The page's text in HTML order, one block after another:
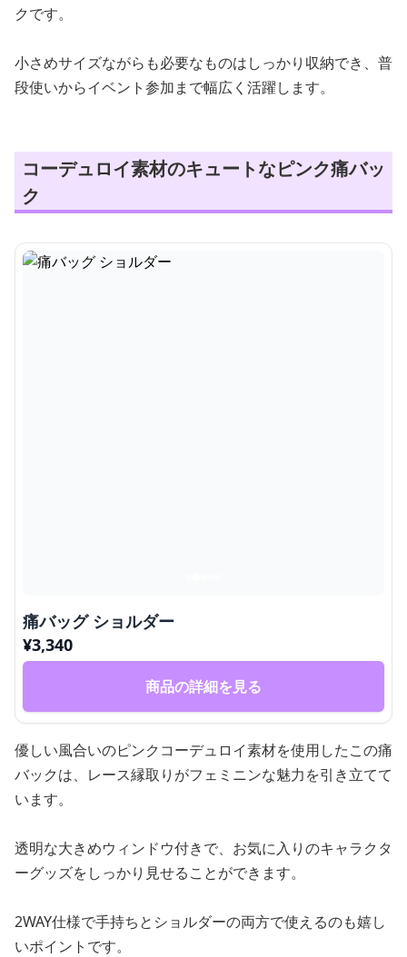
クです。
小さめサイズながらも必要なものはしっかり収納でき、普
段使いからイベント参加まで幅広く活躍します。
コーデュロイ素材のキュートなピンク痛バッ
ク
痛バッグ ショルダー
¥3,340
商品の詳細を見る
優しい風合いのピンクコーデュロイ素材を使用したこの痛
バックは、レース縁取りがフェミニンな魅力を引き立てて
います。
透明な大きめウィンドウ付きで、お気に入りのキャラクタ
ーグッズをしっかり見せることができます。
2WAY仕様で手持ちとショルダーの両方で使えるのも嬉し
いポイントです。